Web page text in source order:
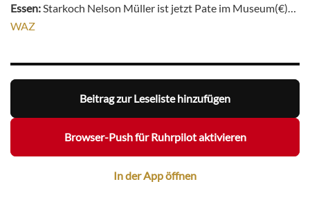
Essen: Starkoch Nelson Müller ist jetzt Pate im Museum(€)…
WAZ
Beitrag zur Leseliste hinzufügen
Browser-Push für Ruhrpilot aktivieren
In der App öffnen